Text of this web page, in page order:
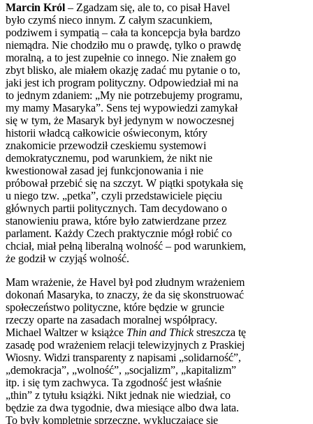
Marcin Król – Zgadzam się, ale to, co pisał Havel
było czymś nieco innym. Z całym szacunkiem,
podziwem i sympatią – cała ta koncepcja była bardzo
niemądra. Nie chodziło mu o prawdę, tylko o prawdę
moralną, a to jest zupełnie co innego. Nie znałem go
zbyt blisko, ale miałem okazję zadać mu pytanie o to,
jaki jest ich program polityczny. Odpowiedział mi na
to jednym zdaniem: „My nie potrzebujemy programu,
my mamy Masaryka”. Sens tej wypowiedzi zamykał
się w tym, że Masaryk był jedynym w nowoczesnej
historii władcą całkowicie oświeconym, który
znakomicie przewodził czeskiemu systemowi
demokratycznemu, pod warunkiem, że nikt nie
kwestionował zasad jej funkcjonowania i nie
próbował przebić się na szczyt. W piątki spotykała się
u niego tzw. „petka”, czyli przedstawiciele pięciu
głównych partii politycznych. Tam decydowano o
stanowieniu prawa, które było zatwierdzane przez
parlament. Każdy Czech praktycznie mógł robić co
chciał, miał pełną liberalną wolność – pod warunkiem,
że godził w czyjąś wolność.
Mam wrażenie, że Havel był pod złudnym wrażeniem
dokonań Masaryka, to znaczy, że da się skonstruować
społeczeństwo polityczne, które będzie w gruncie
rzeczy oparte na zasadach moralnej współpracy.
Michael Waltzer w książce Thin and Thickstreszcza tę
zasadę pod wrażeniem relacji telewizyjnych z Praskiej
Wiosny. Widzi transparenty z napisami „solidarność”,
„demokracja”, „wolność”, „socjalizm”, „kapitalizm”
itp. i się tym zachwyca. Ta zgodność jest właśnie
„thin” z tytułu książki. Nikt jednak nie wiedział, co
będzie za dwa tygodnie, dwa miesiące albo dwa lata.
To były kompletnie sprzeczne, wykluczające się